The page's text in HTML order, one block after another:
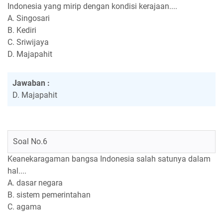
Indonesia yang mirip dengan kondisi kerajaan....
A. Singosari
B. Kediri
C. Sriwijaya
D. Majapahit
Jawaban :
D. Majapahit
Soal No.6
Keanekaragaman bangsa Indonesia salah satunya dalam
hal....
A. dasar negara
B. sistem pemerintahan
C. agama